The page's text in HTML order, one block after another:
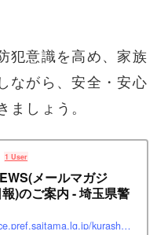
犯意識を高め、家族
ながら、安全・安心
しょう。
1 User
メールマガジ
)のご案内 - 埼玉県警
https://www.police.pref.saitama.lg.jp/kurashi/annai/index.html